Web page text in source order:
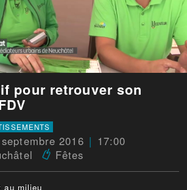
pour retrouver son
2016
17:00
Fêtes
au milieu